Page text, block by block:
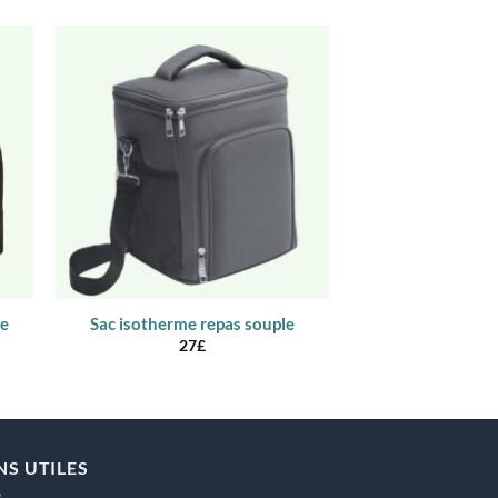
Sac isotherme repas souple
27£
UTILES